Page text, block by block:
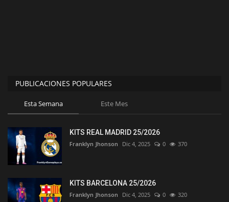
PUBLICACIONES POPULARES
Esta Semana Este Mes
KITS REAL MADRID 25/2026
Franklyn Jhonson Dic 4, 2025 0 370
KITS BARCELONA 25/2026
Franklyn Jhonson Dic 4, 2025 0 320